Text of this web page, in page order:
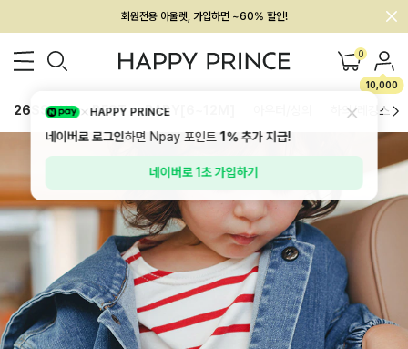
멤버십 최대 28,000원 혜택
0
10,000
26SS 신상 BEST BABY[6~12M] 하의/레깅스
HAPPY PRINCE
네이버로 로그인하면 Npay 포인트1%추가 지급!
네이버로 1초 가입하기